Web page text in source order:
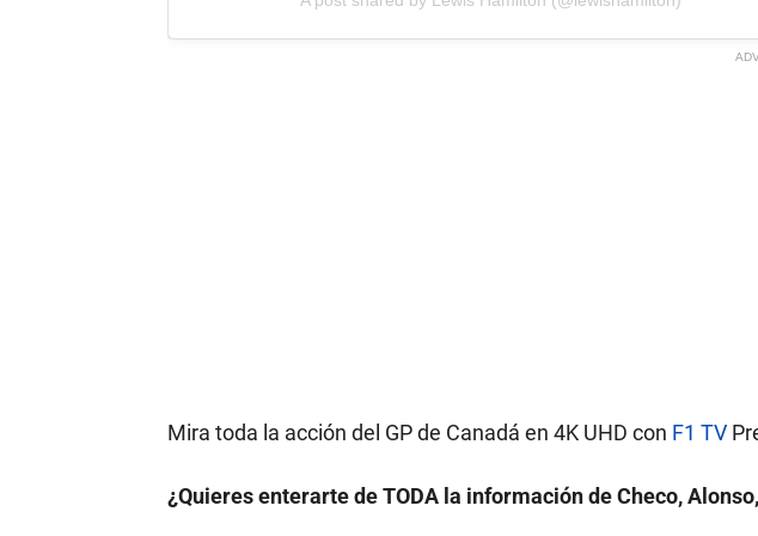
Mira toda la acción del GP de Canadá en 4K UHD con F1 TV
¿Quieres enterarte de TODA la información de Checo,